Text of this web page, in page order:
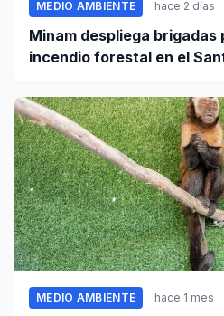
MEDIO AMBIENTE hace 2 días
Minam despliega
incendio forestal en el
MEDIO AMBIENTE hace 1 mes